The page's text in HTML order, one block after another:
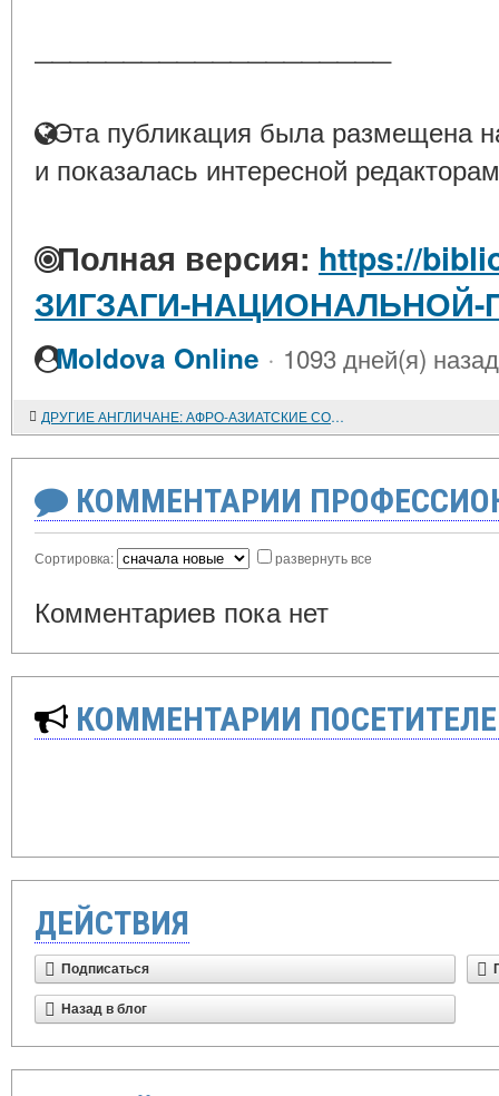
Эта публикация была размещена
и показалась интересной
Полная версия: https://
ЗИГЗАГИ-НАЦИОНАЛЬНОЙ-
Moldova Online · 1093 дней(я) назад
ДРУГИЕ АНГЛИЧАНЕ: АФРО-АЗИАТСКИЕ СООБЩЕСТВА В ВЕЛИКОБРИТАНИИ
КОММЕНТАРИИ
Сортировка: развернуть все
Комментариев пока нет
КОММЕНТАРИИ
ДЕЙСТВИЯ
Подписаться
Назад в блог